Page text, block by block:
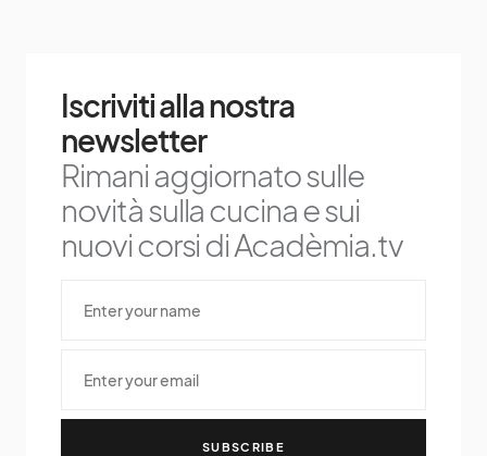
Iscriviti alla nostra
newsletter
Rimani aggiornato sulle
novità sulla cucina e sui
nuovi corsi di Acadèmia.tv
SUBSCRIBE